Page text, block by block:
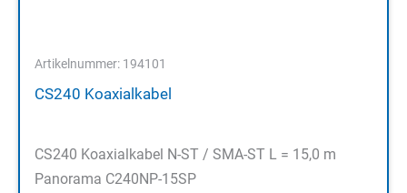
Artikelnummer: 194101
CS240 Koaxialkabel
CS240 Koaxialkabel N-ST / SMA-ST L = 15,0 m
Panorama C240NP-15SP